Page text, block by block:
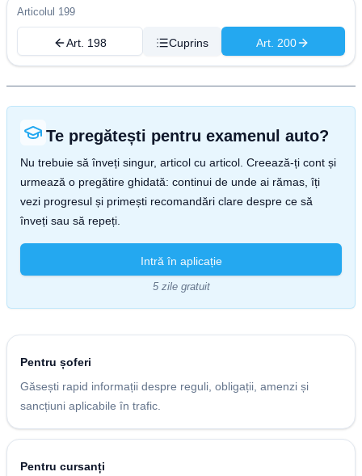
Articolul 199
Art. 198 Cuprins Art. 200
Te pregătești pentru examenul auto?
Nu trebuie să înveți singur, articol cu articol. Creează-ți cont și
urmează o pregătire ghidată: continui de unde ai rămas, îți
vezi progresul și primești recomandări clare despre ce să
înveți sau să repeți.
Intră în aplicație
5 zile gratuit
Pentru șoferi
Găsești rapid informații despre reguli, obligații, amenzi și
sancțiuni aplicabile în trafic.
Pentru cursanți